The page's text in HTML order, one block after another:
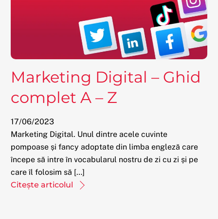
Marketing Digital – Ghid
complet A – Z
17/06/2023
Marketing Digital. Unul dintre acele cuvinte
pompoase și fancy adoptate din limba engleză care
începe să intre în vocabularul nostru de zi cu zi și pe
care îl folosim să […]
Citește articolul